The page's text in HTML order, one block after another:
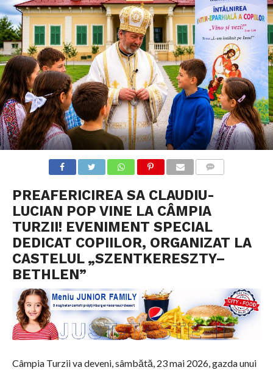
PREAFERICIREA SA CLAUDIU-
LUCIAN POP VINE LA CÂMPIA
TURZII! EVENIMENT SPECIAL
DEDICAT COPIILOR, ORGANIZAT LA
CASTELUL „SZENTKERESZTY–
BETHLEN”
Câmpia Turzii va deveni, sâmbătă, 23 mai 2026, gazda unui